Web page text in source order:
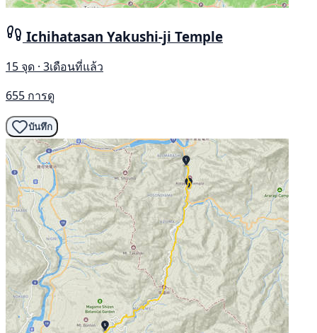
Ichihatasan Yakushi-ji Temple
15 จุด · 3เดือนที่แล้ว
655 การดู
บันทึก